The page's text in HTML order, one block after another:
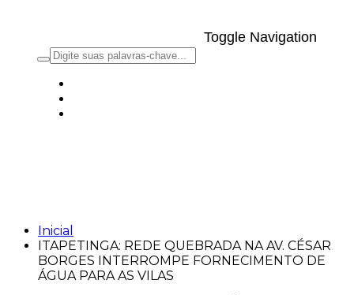
Toggle Navigation
Inicial
ITAPETINGA: REDE QUEBRADA NA AV. CÉSAR
BORGES INTERROMPE FORNECIMENTO DE
ÁGUA PARA AS VILAS